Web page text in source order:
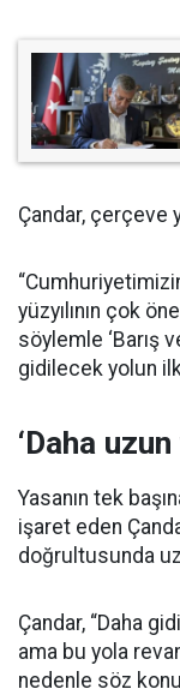
Çandar, çerçeve
yüzyılının çok
söylemle ‘Barış
gidilecek yolun ilk
‘Daha
Yasanın tek
işaret eden
doğrultusunda
Çandar, “Daha
ama bu yola
nedenle söz